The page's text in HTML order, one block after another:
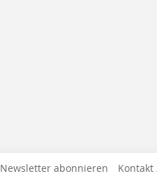
Newsletter abonnieren Kontakt